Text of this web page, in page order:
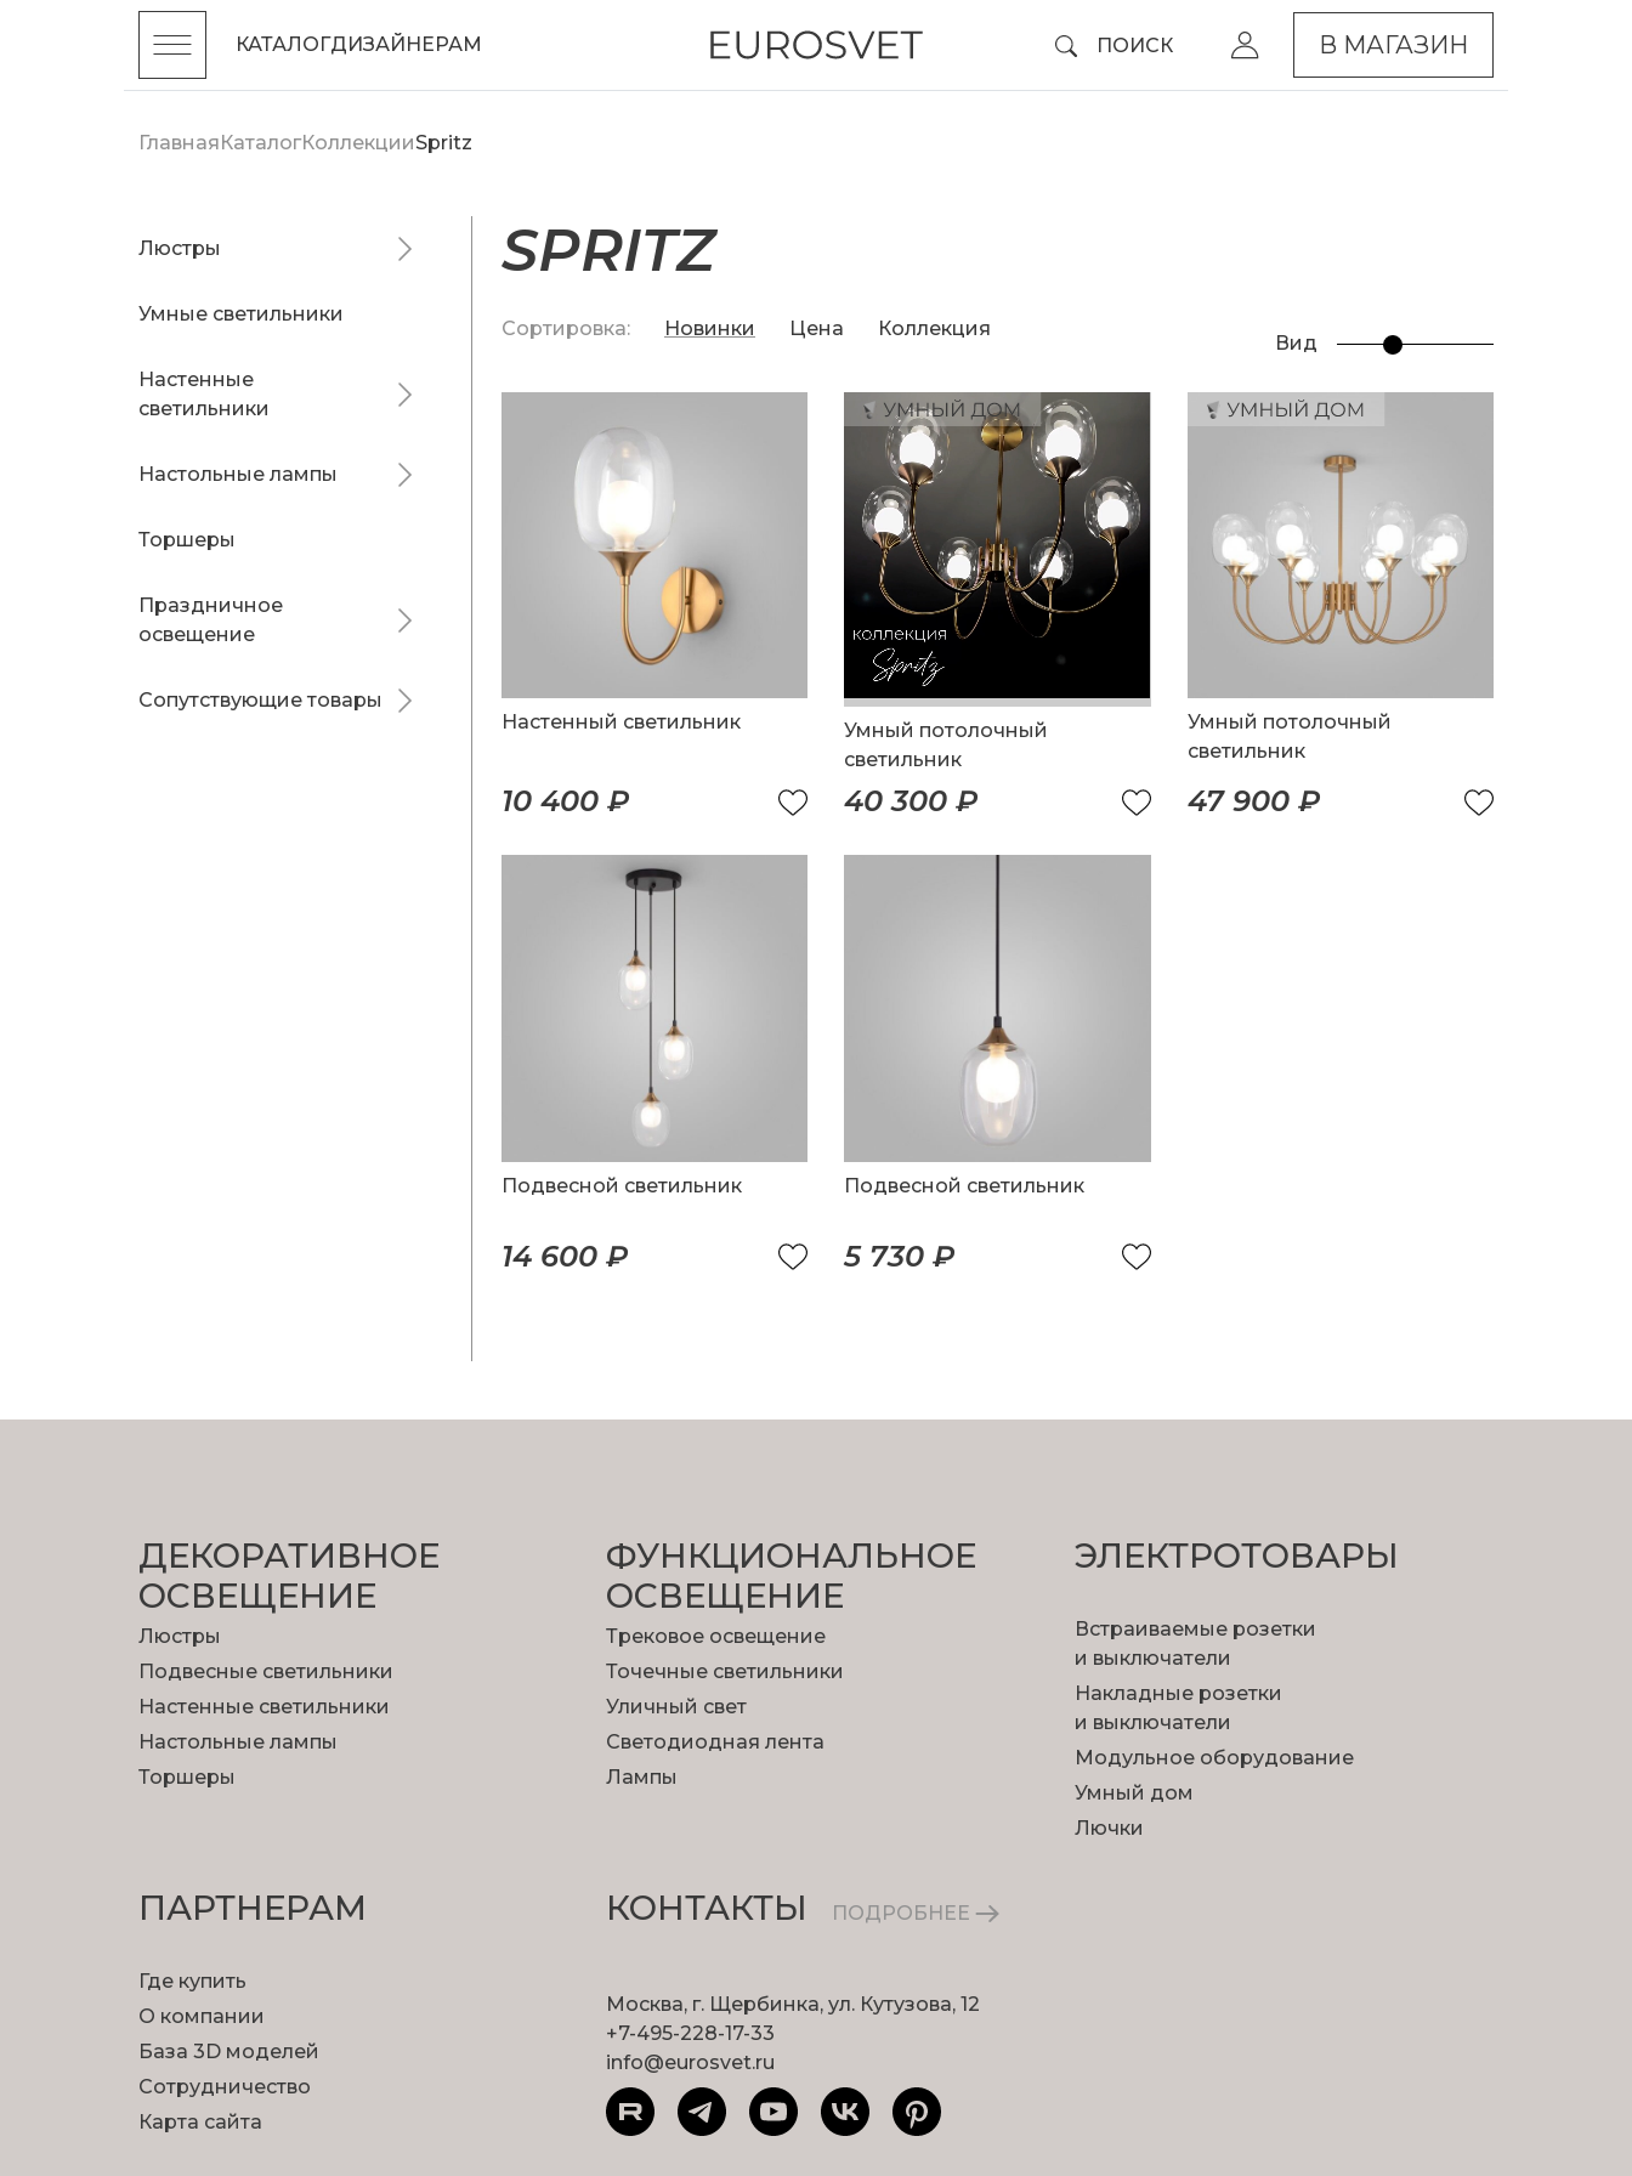
КАТАЛОГДИЗАЙНЕРАМ ПОИСК В МАГАЗИН
ГлавнаяКаталогКоллекцииSpritz
Люстры
Умные светильники
Настенные
светильники
Настольные лампы
Торшеры
Праздничное
освещение
Сопутствующие товары
SPRITZ
Сортировка: Новинки Цена Коллекция
Вид
Настенный светильник
10 400 ₽
Умный потолочный
светильник
40 300 ₽
Умный потолочный
светильник
47 900 ₽
Подвесной светильник
14 600 ₽
Подвесной светильник
5 730 ₽
ДЕКОРАТИВНОЕ
ОСВЕЩЕНИЕ
Люстры
Подвесные светильники
Настенные светильники
Настольные лампы
Торшеры
ФУНКЦИОНА­ЛЬНОЕ
ОСВЕЩЕНИЕ
Трековое освещение
Точечные светильники
Уличный свет
Светодиодная лента
Лампы
ЭЛЕКТРОТОВАРЫ
Встраиваемые розетки
и выключатели
Накладные розетки
и выключатели
Модульное оборудование
Умный дом
Лючки
ПАРТНЕРАМ
Где купить
О компании
База 3D моделей
Сотрудничество
Карта сайта
КОНТАКТЫ ПОДРОБНЕЕ
Москва, г. Щербинка, ул. Кутузова, 12
+7-495-228-17-33
info@eurosvet.ru